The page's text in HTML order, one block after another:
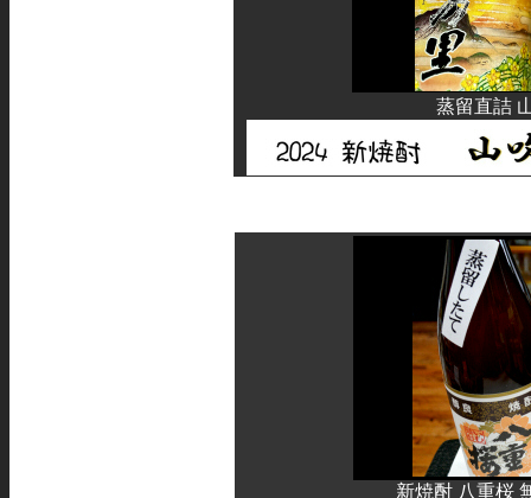
蒸留直詰
新焼酎 八重桜